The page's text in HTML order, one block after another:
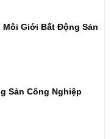
Môi Giới Bất Động Sản
Sản Công Nghiệp